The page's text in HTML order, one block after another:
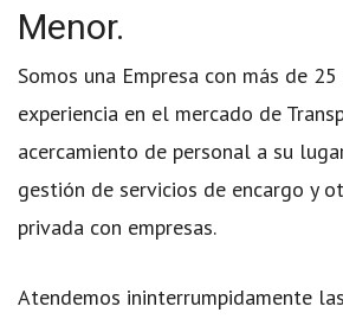
Menor.
Somos una Empresa con más de
experiencia en el mercado de
acercamiento de personal a su
gestión de servicios de encargo y
privada con empresas.
Atendemos ininterrumpidamente